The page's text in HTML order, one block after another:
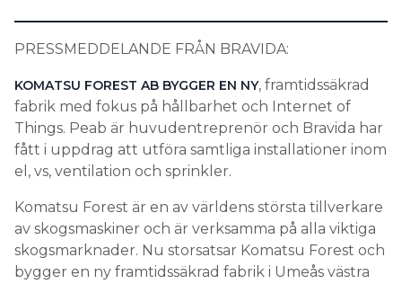
PRESSMEDDELANDE FRÅN BRAVIDA:
KOMATSU FOREST AB BYGGER EN NY, framtidssäkrad
fabrik med fokus på hållbarhet och Internet of
Things. Peab är huvudentreprenör och Bravida har
fått i uppdrag att utföra samtliga installationer inom
el, vs, ventilation och sprinkler.
Komatsu Forest är en av världens största tillverkare
av skogsmaskiner och är verksamma på alla viktiga
skogsmarknader. Nu storsatsar Komatsu Forest och
bygger en ny framtidssäkrad fabrik i Umeås västra